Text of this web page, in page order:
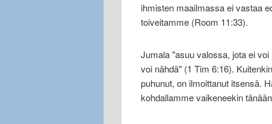
ihmisten maailmassa ei vastaa
toiveitamme (Room 11:33).
Jumala "asuu valossa, jota ei
voi nähdä" (1 Tim 6:16).
puhunut, on ilmoittanut itsensä.
kohdallamme vaikeneekin